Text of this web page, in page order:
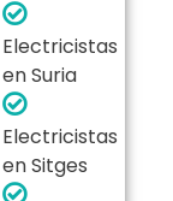
Electricistas
en Suria
Electricistas
en Sitges